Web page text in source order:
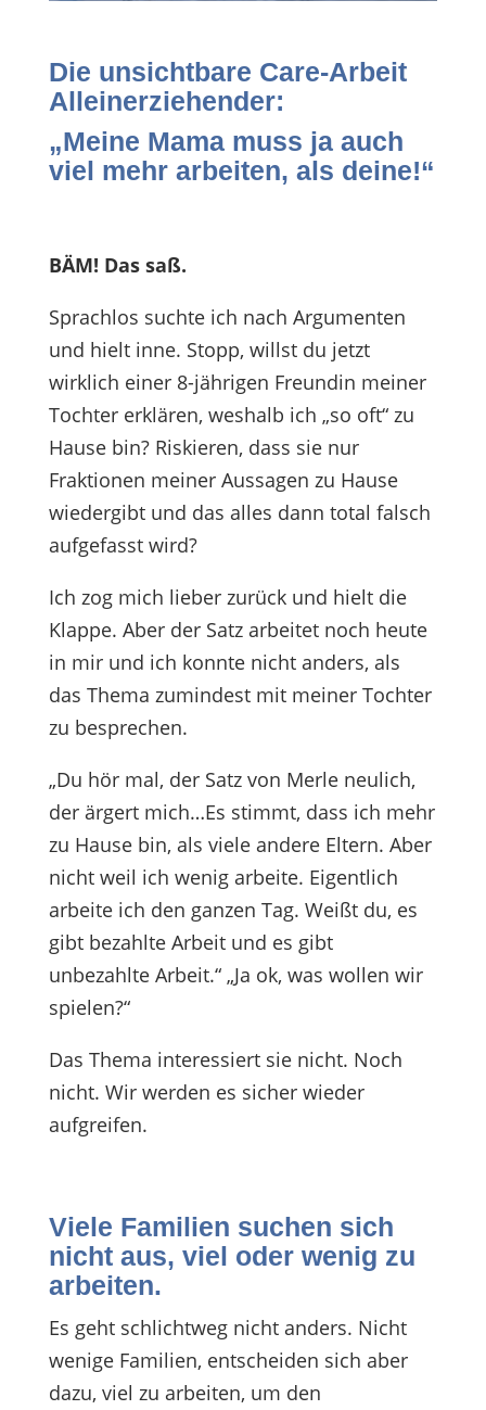
Die unsichtbare Care-Arbeit
Alleinerziehender:
„Meine Mama muss ja auch
viel mehr arbeiten, als deine!“
BÄM! Das saß.
Sprachlos suchte ich nach Argumenten
und hielt inne. Stopp, willst du jetzt
wirklich einer 8-jährigen Freundin meiner
Tochter erklären, weshalb ich „so oft“ zu
Hause bin? Riskieren, dass sie nur
Fraktionen meiner Aussagen zu Hause
wiedergibt und das alles dann total falsch
aufgefasst wird?
Ich zog mich lieber zurück und hielt die
Klappe. Aber der Satz arbeitet noch heute
in mir und ich konnte nicht anders, als
das Thema zumindest mit meiner Tochter
zu besprechen.
„Du hör mal, der Satz von Merle neulich,
der ärgert mich…Es stimmt, dass ich mehr
zu Hause bin, als viele andere Eltern. Aber
nicht weil ich wenig arbeite. Eigentlich
arbeite ich den ganzen Tag. Weißt du, es
gibt bezahlte Arbeit und es gibt
unbezahlte Arbeit.“ „Ja ok, was wollen wir
spielen?“
Das Thema interessiert sie nicht. Noch
nicht. Wir werden es sicher wieder
aufgreifen.
Viele Familien suchen sich
nicht aus, viel oder wenig zu
arbeiten.
Es geht schlichtweg nicht anders. Nicht
wenige Familien, entscheiden sich aber
dazu, viel zu arbeiten, um den